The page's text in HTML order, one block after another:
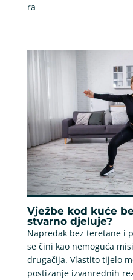
ra
Vježbe kod kuće
stvarno djeluje?
Napredak bez teretane i
se čini kao nemoguća
drugačija. Vlastito tijelo
postizanje izvanrednih